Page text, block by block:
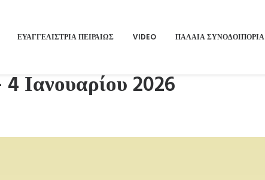
ΕΥΑΓΓΕΛΙΣΤΡΙΑ ΠΕΙΡΑΙΏΣ VIDEO ΠΑΛΑΙΑ ΣΥΝΟΔΟΙΠΟΡΙΑ
Ιανουαρίου 2026